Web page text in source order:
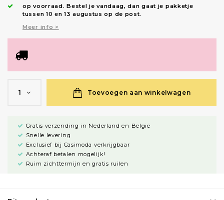
op voorraad.Bestel je vandaag, dan gaat je pakketje
tussen 10 en 13 augustus op de post.
Meer info >
1 Toevoegen aan winkelwagen
Gratis verzending in Nederland en België
Snelle levering
Exclusief bij Casimoda verkrijgbaar
Achteraf betalen mogelijk!
Ruim zichttermijn en gratis ruilen